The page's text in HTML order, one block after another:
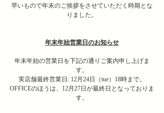
早いもので年末のご挨拶をさせていただく時期とな
りました。
年末年始営業日のお知らせ
年末年始の営業日を下記の通りご案内申し上げま
す。
実店舗最終営業日: 12月24日（tue）18時まで。
OFFICEのほうは、12月27日が最終日となっておりま
す。